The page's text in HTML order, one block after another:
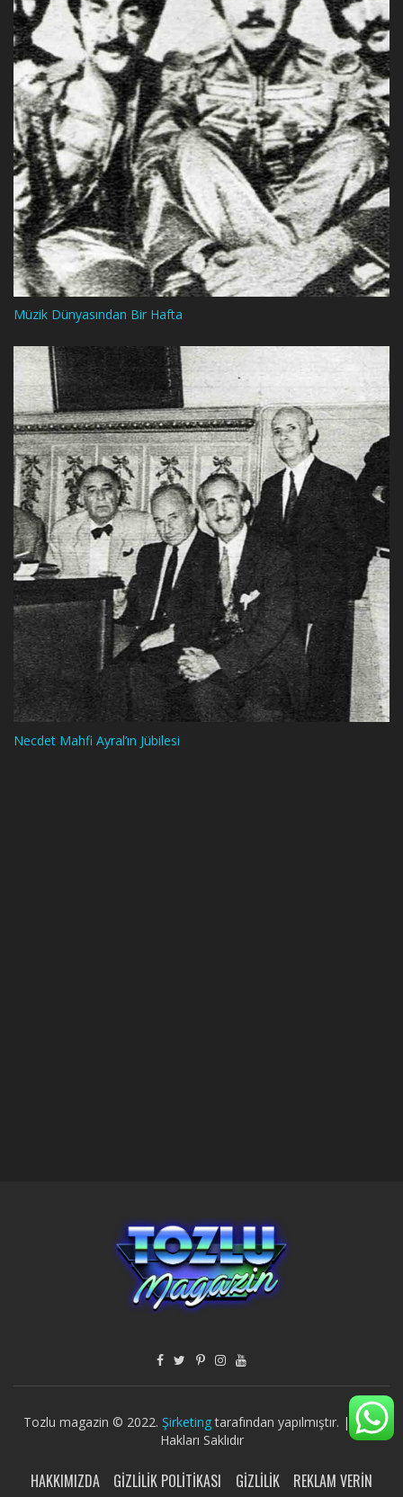
Müzik Dünyasından Bir Hafta
Necdet Mahfi Ayral’ın Jübilesi
Tozlu magazin © 2022. Şirketingtarafından yapılmıştır. | Tüm
Hakları Saklıdır
HAKKIMIZDA GIZLILIK POLITIKASI GIZLILIK
REKLAM VERIN